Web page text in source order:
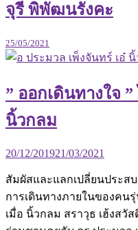
จุรี พิพัฒนรังคะ
25/05/2021
” ออกเดินทางใจ
นิ้วกลม
20/12/201921/03/2021
สัมผัสและแลกเปลี่ยนประส
การเดินทางภายในของคน
เมื่อ นิ้วกลม สราวุธ เฮ้งสวัส